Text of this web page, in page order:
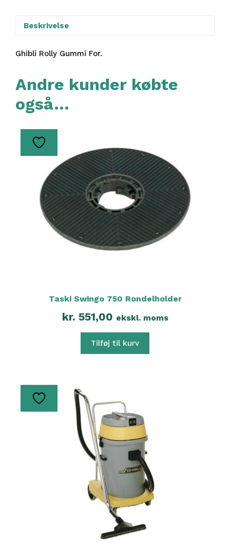
Beskrivelse
Ghibli Rolly Gummi For.
Andre kunder købte
også…
Taski Swingo 750 Rondelholder
kr. 551,00 ekskl. moms
Tilføj til kurv